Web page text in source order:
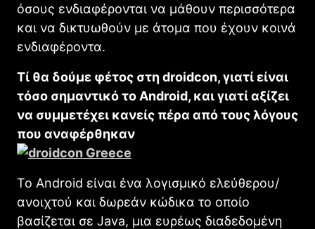
όσους ενδιαφέρονται να μάθουν περισσότερα
και να δικτυωθούν με άτομα που έχουν κοινά
ενδιαφέροντα.
Τί θα δούμε φέτος στη droidcon, γιατί είναι
τόσο σημαντικό το Android, και γιατί αξίζει
να συμμετέχει κανείς πέρα από τους λόγους
που αναφέρθηκαν
Το Android είναι ένα λογισμικό ελεύθερου/
ανοιχτού και δωρεάν κώδικα το οποίο
βασίζεται σε Java, μια ευρέως διαδεδομένη